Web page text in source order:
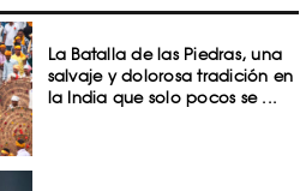
La Batalla de las Piedras, una
salvaje y dolorosa tradición en
la India que solo pocos se ...